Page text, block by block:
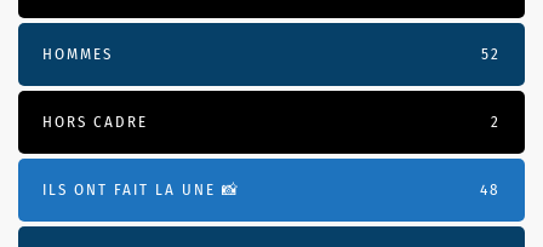
HOMMES 52
HORS CADRE 2
ILS ONT FAIT LA UNE 📸 48